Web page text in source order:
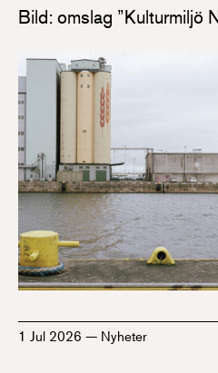
Bild: omslag ”Kulturmiljö
1 Jul 2026 — Nyheter